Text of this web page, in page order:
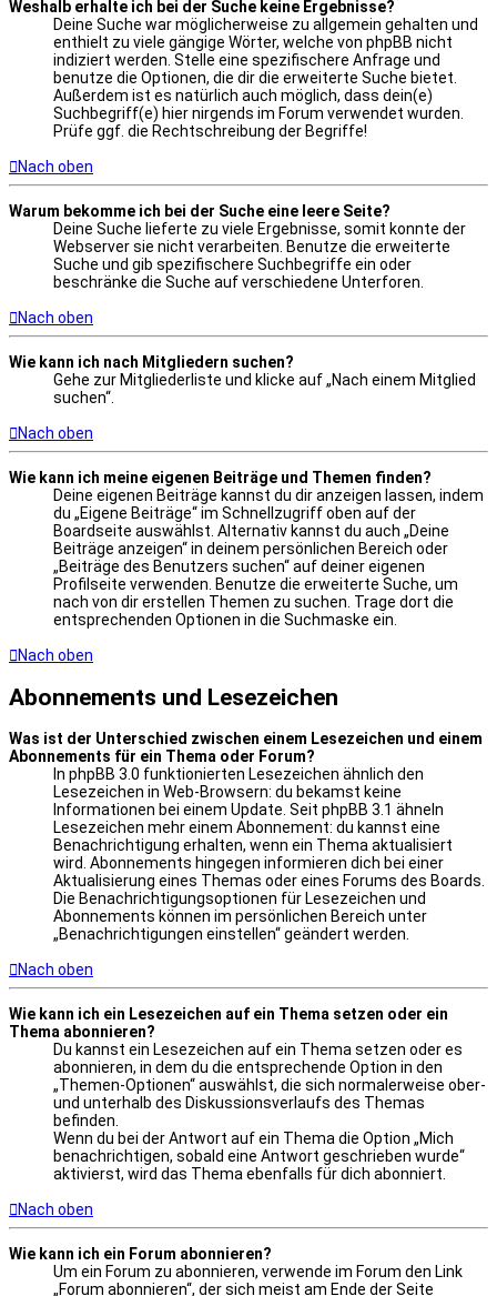
Weshalb erhalte ich bei der Suche keine Ergebnisse?
Deine Suche war möglicherweise zu allgemein gehalten und
enthielt zu viele gängige Wörter, welche von phpBB nicht
indiziert werden. Stelle eine spezifischere Anfrage und
benutze die Optionen, die dir die erweiterte Suche bietet.
Außerdem ist es natürlich auch möglich, dass dein(e)
Suchbegriff(e) hier nirgends im Forum verwendet wurden.
Prüfe ggf. die Rechtschreibung der Begriffe!
Nach oben
Warum bekomme ich bei der Suche eine leere Seite?
Deine Suche lieferte zu viele Ergebnisse, somit konnte der
Webserver sie nicht verarbeiten. Benutze die erweiterte
Suche und gib spezifischere Suchbegriffe ein oder
beschränke die Suche auf verschiedene Unterforen.
Nach oben
Wie kann ich nach Mitgliedern suchen?
Gehe zur Mitgliederliste und klicke auf „Nach einem Mitglied
suchen“.
Nach oben
Wie kann ich meine eigenen Beiträge und Themen finden?
Deine eigenen Beiträge kannst du dir anzeigen lassen, indem
du „Eigene Beiträge“ im Schnellzugriff oben auf der
Boardseite auswählst. Alternativ kannst du auch „Deine
Beiträge anzeigen“ in deinem persönlichen Bereich oder
„Beiträge des Benutzers suchen“ auf deiner eigenen
Profilseite verwenden. Benutze die erweiterte Suche, um
nach von dir erstellen Themen zu suchen. Trage dort die
entsprechenden Optionen in die Suchmaske ein.
Nach oben
Abonnements und Lesezeichen
Was ist der Unterschied zwischen einem Lesezeichen und einem
Abonnements für ein Thema oder Forum?
In phpBB 3.0 funktionierten Lesezeichen ähnlich den
Lesezeichen in Web-Browsern: du bekamst keine
Informationen bei einem Update. Seit phpBB 3.1 ähneln
Lesezeichen mehr einem Abonnement: du kannst eine
Benachrichtigung erhalten, wenn ein Thema aktualisiert
wird. Abonnements hingegen informieren dich bei einer
Aktualisierung eines Themas oder eines Forums des Boards.
Die Benachrichtigungsoptionen für Lesezeichen und
Abonnements können im persönlichen Bereich unter
„Benachrichtigungen einstellen“ geändert werden.
Nach oben
Wie kann ich ein Lesezeichen auf ein Thema setzen oder ein
Thema abonnieren?
Du kannst ein Lesezeichen auf ein Thema setzen oder es
abonnieren, in dem du die entsprechende Option in den
„Themen-Optionen“ auswählst, die sich normalerweise ober-
und unterhalb des Diskussionsverlaufs des Themas
befinden.
Wenn du bei der Antwort auf ein Thema die Option „Mich
benachrichtigen, sobald eine Antwort geschrieben wurde“
aktivierst, wird das Thema ebenfalls für dich abonniert.
Nach oben
Wie kann ich ein Forum abonnieren?
Um ein Forum zu abonnieren, verwende im Forum den Link
„Forum abonnieren“, der sich meist am Ende der Seite